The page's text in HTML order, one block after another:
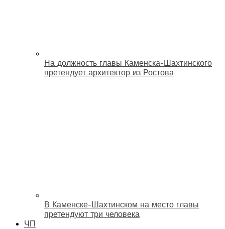
На должность главы Каменска-Шахтинского
претендует архитектор из Ростова
В Каменске-Шахтинском на место главы
претендуют три человека
ЧП